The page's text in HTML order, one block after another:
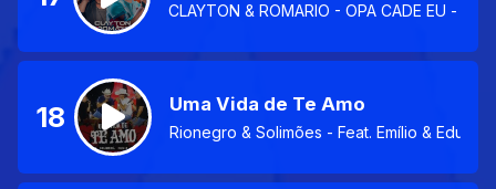
CLAYTON & ROMARIO - OPA CADE EU -
18 Uma Vida de Te Amo
Rionegro & Solimões - Feat. Emílio &